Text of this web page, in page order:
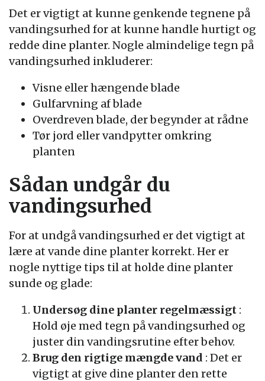
Det er vigtigt at kunne genkende tegnene på
vandingsurhed for at kunne handle hurtigt og
redde dine planter. Nogle almindelige tegn på
vandingsurhed inkluderer:
Visne eller hængende blade
Gulfarvning af blade
Overdreven blade, der begynder at rådne
Tør jord eller vandpytter omkring
planten
Sådan undgår du
vandingsurhed
For at undgå vandingsurhed er det vigtigt at
lære at vande dine planter korrekt. Her er
nogle nyttige tips til at holde dine planter
sunde og glade:
Undersøg dine planter regelmæssigt :
Hold øje med tegn på vandingsurhed og
juster din vandingsrutine efter behov.
Brug den rigtige mængde vand : Det er
vigtigt at give dine planter den rette